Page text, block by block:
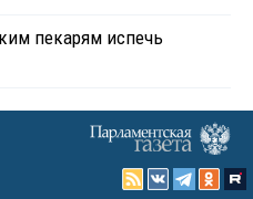
пекарям испечь